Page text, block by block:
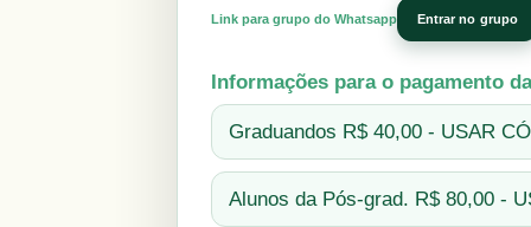
Link para grupo do Whatsapp Entrar no grupo
Informações para o pagamento
Graduandos R$ 40,00 - USAR
Alunos da Pós-grad. R$ 80,00 -